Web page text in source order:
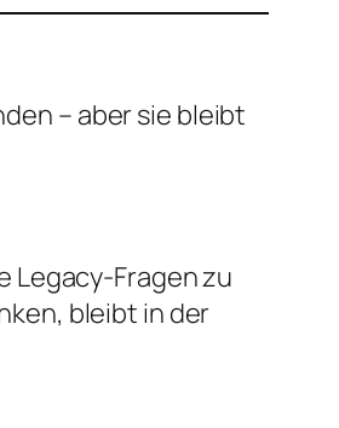
– aber sie bleibt
Legacy-Fragen zu
bleibt in der